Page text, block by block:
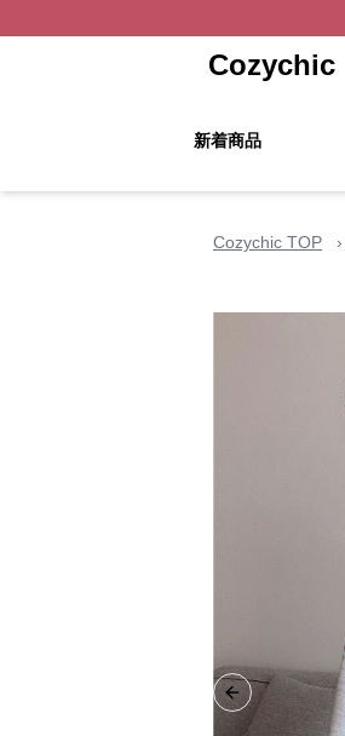
Cozychic
新着商品
Cozychic TOP ›
Previous slide